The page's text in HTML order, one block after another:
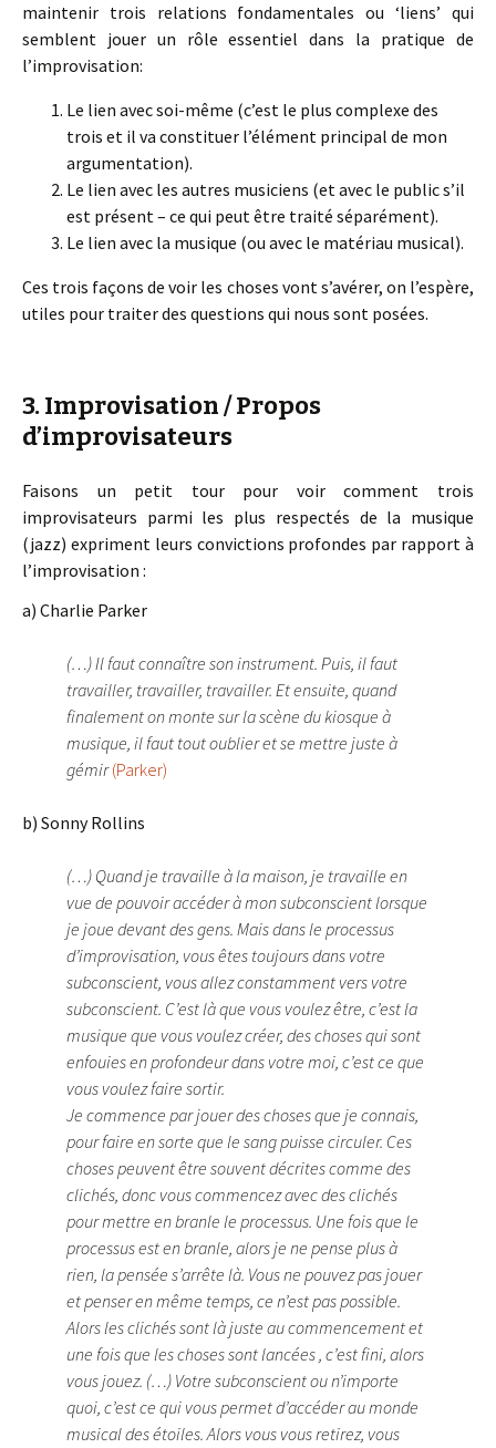
maintenir trois relations fondamentales ou ‘liens’ qui
semblent jouer un rôle essentiel dans la pratique de
l’improvisation:
Le lien avec soi-même (c’est le plus complexe des
trois et il va constituer l’élément principal de mon
argumentation).
Le lien avec les autres musiciens (et avec le public s’il
est présent – ce qui peut être traité séparément).
Le lien avec la musique (ou avec le matériau musical).
Ces trois façons de voir les choses vont s’avérer, on l’espère,
utiles pour traiter des questions qui nous sont posées.
3. Improvisation / Propos
d’improvisateurs
Faisons un petit tour pour voir comment trois
improvisateurs parmi les plus respectés de la musique
(jazz) expriment leurs convictions profondes par rapport à
l’improvisation :
a) Charlie Parker
(…) Il faut connaître son instrument. Puis, il faut
travailler, travailler, travailler. Et ensuite, quand
finalement on monte sur la scène du kiosque à
musique, il faut tout oublier et se mettre juste à
gémir(Parker)
b) Sonny Rollins
(…) Quand je travaille à la maison, je travaille en
vue de pouvoir accéder à mon subconscient lorsque
je joue devant des gens. Mais dans le processus
d’improvisation, vous êtes toujours dans votre
subconscient, vous allez constamment vers votre
subconscient. C’est là que vous voulez être, c’est la
musique que vous voulez créer, des choses qui sont
enfouies en profondeur dans votre moi, c’est ce que
vous voulez faire sortir.
Je commence par jouer des choses que je connais,
pour faire en sorte que le sang puisse circuler. Ces
choses peuvent être souvent décrites comme des
clichés, donc vous commencez avec des clichés
pour mettre en branle le processus. Une fois que le
processus est en branle, alors je ne pense plus à
rien, la pensée s’arrête là. Vous ne pouvez pas jouer
et penser en même temps, ce n’est pas possible.
Alors les clichés sont là juste au commencement et
une fois que les choses sont lancées , c’est fini, alors
vous jouez. (…) Votre subconscient ou n’importe
quoi, c’est ce qui vous permet d’accéder au monde
musical des étoiles. Alors vous vous retirez, vous